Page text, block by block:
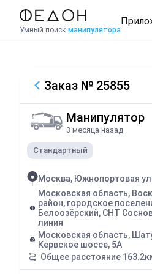
Умный поиск манипулятора
Заказ № 25855
Манипулятор
3 месяца назад
Стандартный
Москва, Южнопортовая
Московская область,
район, городское
Белоозёрский, СНТ
линия
Московская область,
Кервское шоссе, 5А
Общее расстояние 163.2